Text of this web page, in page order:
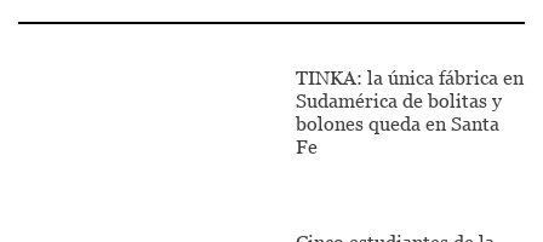
TINKA: la única fábrica en
Sudamérica de bolitas y
bolones queda en Santa
Fe